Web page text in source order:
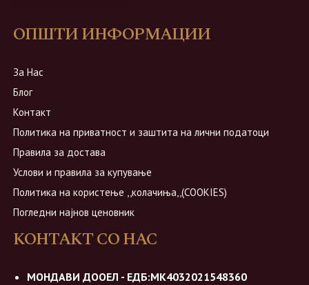
ОПШТИ ИНФОРМАЦИИ
За Нас
Блог
Контакт
Политика на приватност и заштита на лични податоци
Правила за достава
Услови и правила за купување
Политика на користење ,,колачиња,,(COOKIES)
Погледни најнов ценовник
КОНТАКТ СО НАС
МОНДАВИ ДООЕЛ - ЕДБ:МК4032021548360